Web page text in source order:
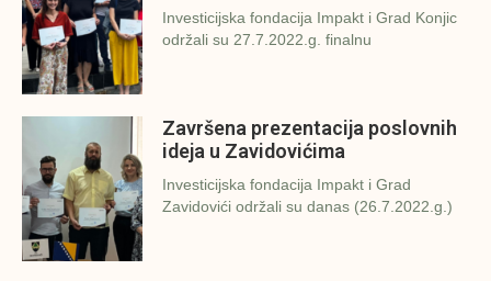
Investicijska fondacija Impakt i Grad Konjic
održali su 27.7.2022.g. finalnu
Završena prezentacija poslovnih
ideja u Zavidovićima
Investicijska fondacija Impakt i Grad
Zavidovići održali su danas (26.7.2022.g.)